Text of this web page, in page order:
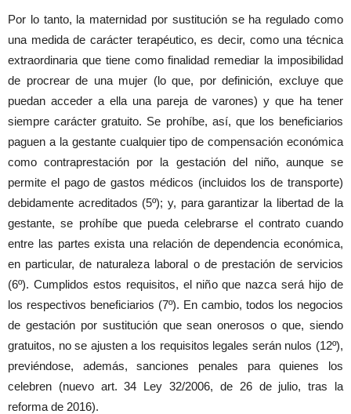
Por lo tanto, la maternidad por sustitución se ha regulado como
una medida de carácter terapéutico, es decir, como una técnica
extraordinaria que tiene como finalidad remediar la imposibilidad
de procrear de una mujer (lo que, por definición, excluye que
puedan acceder a ella una pareja de varones) y que ha tener
siempre carácter gratuito. Se prohíbe, así, que los beneficiarios
paguen a la gestante cualquier tipo de compensación económica
como contraprestación por la gestación del niño, aunque se
permite el pago de gastos médicos (incluidos los de transporte)
debidamente acreditados (5º); y, para garantizar la libertad de la
gestante, se prohíbe que pueda celebrarse el contrato cuando
entre las partes exista una relación de dependencia económica,
en particular, de naturaleza laboral o de prestación de servicios
(6º). Cumplidos estos requisitos, el niño que nazca será hijo de
los respectivos beneficiarios (7º). En cambio, todos los negocios
de gestación por sustitución que sean onerosos o que, siendo
gratuitos, no se ajusten a los requisitos legales serán nulos (12º),
previéndose, además, sanciones penales para quienes los
celebren (nuevo art. 34 Ley 32/2006, de 26 de julio, tras la
reforma de 2016).